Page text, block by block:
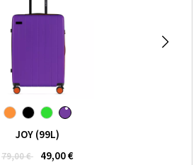
JOY (99L)
79,00 € 49,00 €